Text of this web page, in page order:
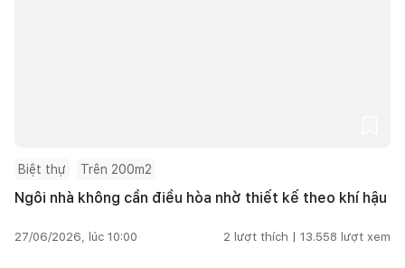
Biệt thự Trên 200m2
Ngôi nhà không cần điều hòa nhờ thiết kế theo khí hậu
27/06/2026, lúc 10:00 2 lượt thích | 13.558 lượt xem